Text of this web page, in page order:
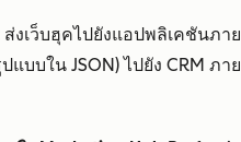
ส่งเว็บฮุคไปยังแอปพลิเคชันภ
บบใน JSON) ไปยัง CRM ภา